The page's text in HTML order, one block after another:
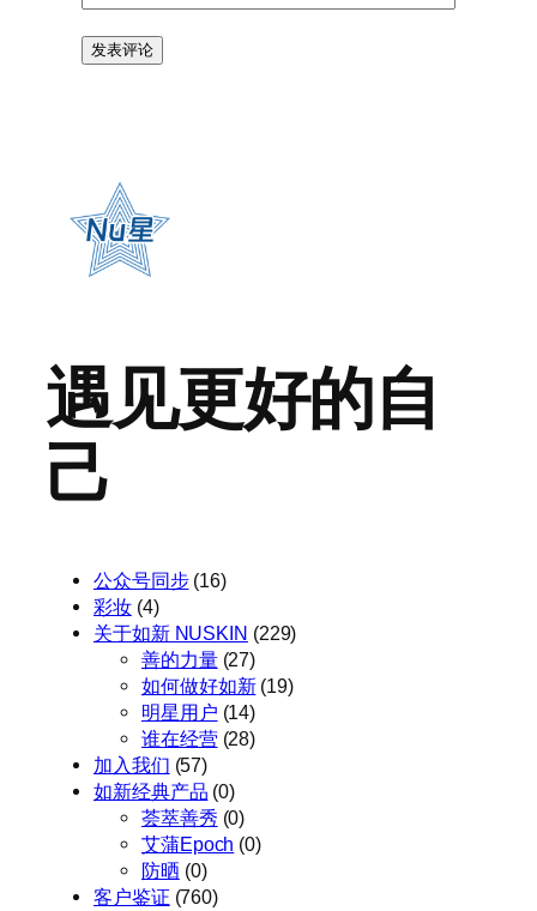
遇见更好的自
己
公众号同步(16)
彩妆(4)
关于如新 NUSKIN (229)
善的力量(27)
如何做好如新(19)
明星用户 (14)
谁在经营(28)
加入我们 (57)
如新经典产品 (0)
荟萃善秀 (0)
艾蒲Epoch (0)
防晒 (0)
客户鉴证 (760)